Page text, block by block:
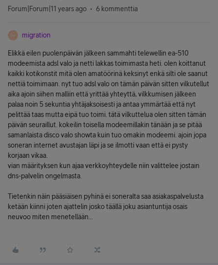
Forum|Forum|11 years ago 6 kommenttia
M migration
Elikkä eilen puolenpäivän jälkeen sammahti telewellin ea-510
modeemista adsl valo ja netti lakkas toimimasta heti. olen koittanut
kaikki kotikonstit mitä olen amatöörinä keksinyt enkä silti ole saanut
nettiä toimimaan. nyt tuo adsl valo on tämän päivän sitten vilkutellut
aika ajoin siihen malliin että yrittää yhteyttä, vilkkumisen jälkeen
palaa noin 5 sekuntia yhtäjaksoisesti ja antaa ymmärtää että nyt
pelittää taas mutta eipä tuo toimi. tätä vilkuttelua olen sitten tämän
päivän seuraillut. kokeilin toisella modeemillakin tänään ja se pitää
samanlaista disco valo showta kuin tuo omakin modeemi. ajoin jopa
soneran internet avustajan läpi ja se ilmotti vaan että ei pysty
korjaan vikaa.
vian määrityksen kun ajaa verkkoyhteydelle niin valittelee jostain
dns-palvelin ongelmasta.
Tietenkin näin pääsiäisen pyhinä ei soneralta saa asiakaspalvelusta
ketään kiinni joten ajattelin josko täällä joku asiantuntija osais
neuvoo miten menetellään...